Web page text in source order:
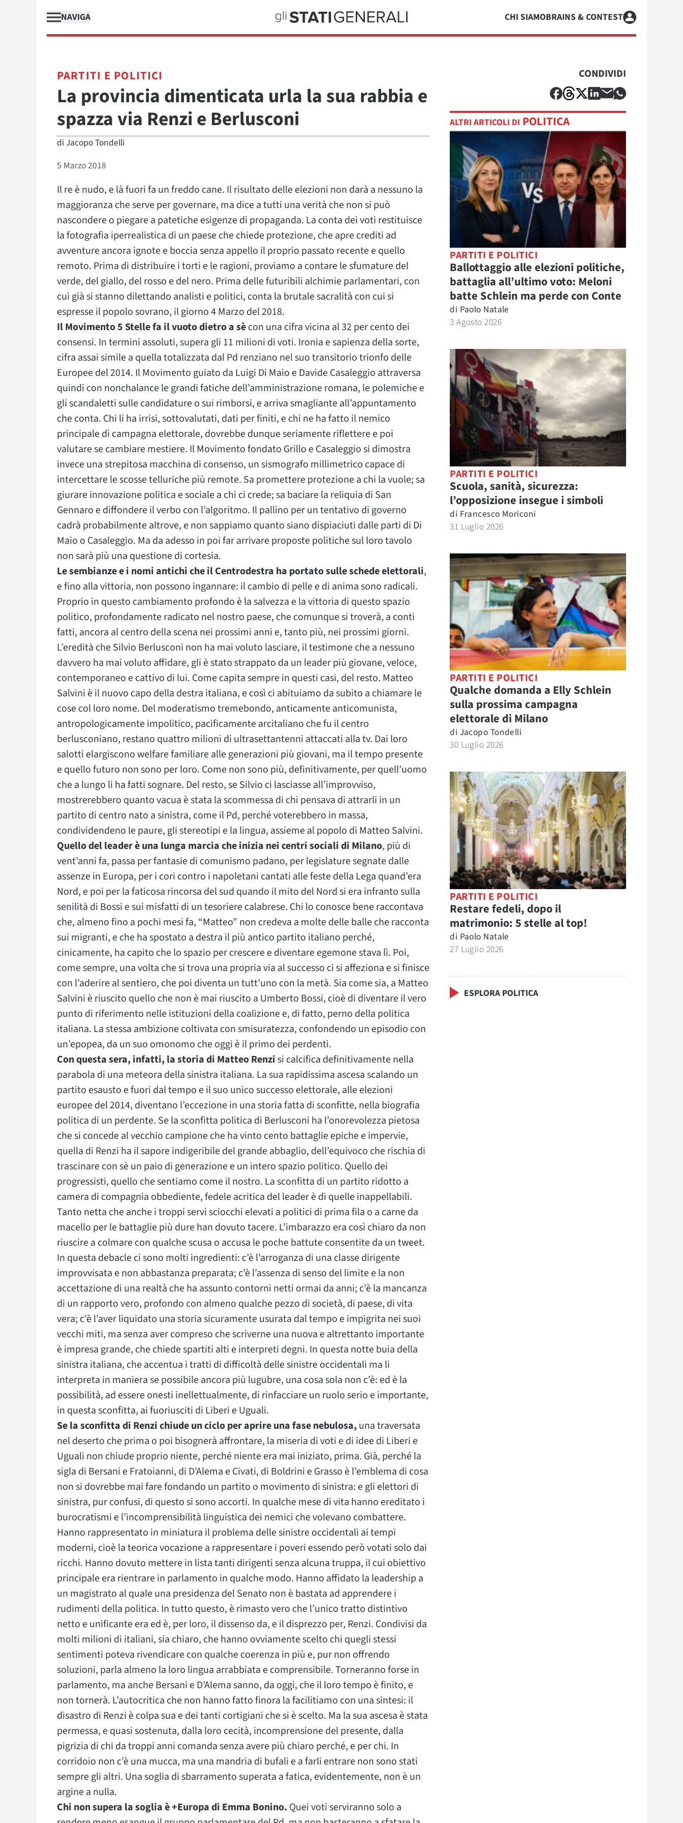
NAVIGA CHI SIAMOBRAINS & CONTEST
PARTITI E POLITICI
La provincia dimenticata urla la sua rabbia e
spazza via Renzi e Berlusconi
di Jacopo Tondelli
5 Marzo 2018
Il re è nudo, e là fuori fa un freddo cane. Il risultato delle elezioni non darà a nessuno la
maggioranza che serve per governare, ma dice a tutti una verità che non si può
nascondere o piegare a patetiche esigenze di propaganda. La conta dei voti restituisce
la fotografia iperrealistica di un paese che chiede protezione, che apre crediti ad
avventure ancora ignote e boccia senza appello il proprio passato recente e quello
remoto. Prima di distribuire i torti e le ragioni, proviamo a contare le sfumature del
verde, del giallo, del rosso e del nero. Prima delle futuribili alchimie parlamentari, con
cui già si stanno dilettando analisti e politici, conta la brutale sacralità con cui si
espresse il popolo sovrano, il giorno 4 Marzo del 2018.
Il Movimento 5 Stelle fa il vuoto dietro a sècon una cifra vicina al 32 per cento dei
consensi. In termini assoluti, supera gli 11 milioni di voti. Ironia e sapienza della sorte,
cifra assai simile a quella totalizzata dal Pd renziano nel suo transitorio trionfo delle
Europee del 2014. Il Movimento guiato da Luigi Di Maio e Davide Casaleggio attraversa
quindi con nonchalance le grandi fatiche dell’amministrazione romana, le polemiche e
gli scandaletti sulle candidature o sui rimborsi, e arriva smagliante all’appuntamento
che conta. Chi li ha irrisi, sottovalutati, dati per finiti, e chi ne ha fatto il nemico
principale di campagna elettorale, dovrebbe dunque seriamente riflettere e poi
valutare se cambiare mestiere. Il Movimento fondato Grillo e Casaleggio si dimostra
invece una strepitosa macchina di consenso, un sismografo millimetrico capace di
intercettare le scosse telluriche più remote. Sa promettere protezione a chi la vuole; sa
giurare innovazione politica e sociale a chi ci crede; sa baciare la reliquia di San
Gennaro e diffondere il verbo con l’algoritmo. Il pallino per un tentativo di governo
cadrà probabilmente altrove, e non sappiamo quanto siano dispiaciuti dalle parti di Di
Maio o Casaleggio. Ma da adesso in poi far arrivare proposte politiche sul loro tavolo
non sarà più una questione di cortesia.
Le sembianze e i nomi antichi che il Centrodestra ha portato sulle schede elettorali,
e fino alla vittoria, non possono ingannare: il cambio di pelle e di anima sono radicali.
Proprio in questo cambiamento profondo è la salvezza e la vittoria di questo spazio
politico, profondamente radicato nel nostro paese, che comunque si troverà, a conti
fatti, ancora al centro della scena nei prossimi anni e, tanto più, nei prossimi giorni.
L’eredità che Silvio Berlusconi non ha mai voluto lasciare, il testimone che a nessuno
davvero ha mai voluto affidare, gli è stato strappato da un leader più giovane, veloce,
contemporaneo e cattivo di lui. Come capita sempre in questi casi, del resto. Matteo
Salvini è il nuovo capo della destra italiana, e così ci abituiamo da subito a chiamare le
cose col loro nome. Del moderatismo tremebondo, anticamente anticomunista,
antropologicamente impolitico, pacificamente arcitaliano che fu il centro
berlusconiano, restano quattro milioni di ultrasettantenni attaccati alla tv. Dai loro
salotti elargiscono welfare familiare alle generazioni più giovani, ma il tempo presente
e quello futuro non sono per loro. Come non sono più, definitivamente, per quell’uomo
che a lungo li ha fatti sognare. Del resto, se Silvio ci lasciasse all’improvviso,
mostrerebbero quanto vacua è stata la scommessa di chi pensava di attrarli in un
partito di centro nato a sinistra, come il Pd, perché voterebbero in massa,
condividendeno le paure, gli stereotipi e la lingua, assieme al popolo di Matteo Salvini.
Quello del leader è una lunga marcia che inizia nei centri sociali di Milano, più di
vent’anni fa, passa per fantasie di comunismo padano, per legislature segnate dalle
assenze in Europa, per i cori contro i napoletani cantati alle feste della Lega quand’era
Nord, e poi per la faticosa rincorsa del sud quando il mito del Nord si era infranto sulla
senilità di Bossi e sui misfatti di un tesoriere calabrese. Chi lo conosce bene raccontava
che, almeno fino a pochi mesi fa, “Matteo” non credeva a molte delle balle che racconta
sui migranti, e che ha spostato a destra il più antico partito italiano perché,
cinicamente, ha capito che lo spazio per crescere e diventare egemone stava lì. Poi,
come sempre, una volta che si trova una propria via al successo ci si affeziona e si finisce
con l’aderire al sentiero, che poi diventa un tutt’uno con la metà. Sia come sia, a Matteo
Salvini è riuscito quello che non è mai riuscito a Umberto Bossi, cioè di diventare il vero
punto di riferimento nelle istituzioni della coalizione e, di fatto, perno della politica
italiana. La stessa ambizione coltivata con smisuratezza, confondendo un episodio con
un’epopea, da un suo omonomo che oggi è il primo dei perdenti.
Con questa sera, infatti, la storia di Matteo Renzisi calcifica definitivamente nella
parabola di una meteora della sinistra italiana. La sua rapidissima ascesa scalando un
partito esausto e fuori dal tempo e il suo unico successo elettorale, alle elezioni
europee del 2014, diventano l’eccezione in una storia fatta di sconfitte, nella biografia
politica di un perdente. Se la sconfitta politica di Berlusconi ha l’onorevolezza pietosa
che si concede al vecchio campione che ha vinto cento battaglie epiche e impervie,
quella di Renzi ha il sapore indigeribile del grande abbaglio, dell’equivoco che rischia di
trascinare con sè un paio di generazione e un intero spazio politico. Quello dei
progressisti, quello che sentiamo come il nostro. La sconfitta di un partito ridotto a
camera di compagnia obbediente, fedele acritica del leader è di quelle inappellabili.
Tanto netta che anche i troppi servi sciocchi elevati a politici di prima fila o a carne da
macello per le battaglie più dure han dovuto tacere. L’imbarazzo era così chiaro da non
riuscire a colmare con qualche scusa o accusa le poche battute consentite da un tweet.
In questa debacle ci sono molti ingredienti: c’è l’arroganza di una classe dirigente
improvvisata e non abbastanza preparata; c’è l’assenza di senso del limite e la non
accettazione di una realtà che ha assunto contorni netti ormai da anni; c’è la mancanza
di un rapporto vero, profondo con almeno qualche pezzo di società, di paese, di vita
vera; c’è l’aver liquidato una storia sicuramente usurata dal tempo e impigrita nei suoi
vecchi miti, ma senza aver compreso che scriverne una nuova e altrettanto importante
è impresa grande, che chiede spartiti alti e interpreti degni. In questa notte buia della
sinistra italiana, che accentua i tratti di difficoltà delle sinistre occidentali ma li
interpreta in maniera se possibile ancora più lugubre, una cosa sola non c’è: ed è la
possibilità, ad essere onesti inellettualmente, di rinfacciare un ruolo serio e importante,
in questa sconfitta, ai fuoriusciti di Liberi e Uguali.
Se la sconfitta di Renzi chiude un ciclo per aprire una fase nebulosa, una traversata
nel deserto che prima o poi bisognerà affrontare, la miseria di voti e di idee di Liberi e
Uguali non chiude proprio niente, perché niente era mai iniziato, prima. Già, perché la
sigla di Bersani e Fratoianni, di D’Alema e Civati, di Boldrini e Grasso è l’emblema di cosa
non si dovrebbe mai fare fondando un partito o movimento di sinistra: e gli elettori di
sinistra, pur confusi, di questo si sono accorti. In qualche mese di vita hanno ereditato i
burocratismi e l’incomprensibilità linguistica dei nemici che volevano combattere.
Hanno rappresentato in miniatura il problema delle sinistre occidentali ai tempi
moderni, cioè la teorica vocazione a rappresentare i poveri essendo però votati solo dai
ricchi. Hanno dovuto mettere in lista tanti dirigenti senza alcuna truppa, il cui obiettivo
principale era rientrare in parlamento in qualche modo. Hanno affidato la leadership a
un magistrato al quale una presidenza del Senato non è bastata ad apprendere i
rudimenti della politica. In tutto questo, è rimasto vero che l’unico tratto distintivo
netto e unificante era ed è, per loro, il dissenso da, e il disprezzo per, Renzi. Condivisi da
molti milioni di italiani, sia chiaro, che hanno ovviamente scelto chi quegli stessi
sentimenti poteva rivendicare con qualche coerenza in più e, pur non offrendo
soluzioni, parla almeno la loro lingua arrabbiata e comprensibile. Torneranno forse in
parlamento, ma anche Bersani e D’Alema sanno, da oggi, che il loro tempo è finito, e
non tornerà. L’autocritica che non hanno fatto finora la facilitiamo con una sintesi: il
disastro di Renzi è colpa sua e dei tanti cortigiani che si è scelto. Ma la sua ascesa è stata
permessa, e quasi sostenuta, dalla loro cecità, incomprensione del presente, dalla
pigrizia di chi da troppi anni comanda senza avere più chiaro perché, e per chi. In
corridoio non c’è una mucca, ma una mandria di bufali e a farli entrare non sono stati
sempre gli altri. Una soglia di sbarramento superata a fatica, evidentemente, non è un
argine a nulla.
Chi non supera la soglia è +Europa di Emma Bonino. Quei voti serviranno solo a
CONDIVIDI
ALTRI ARTICOLI DI POLITICA
PARTITI E POLITICI
Ballottaggio alle elezioni politiche,
battaglia all’ultimo voto: Meloni
batte Schlein ma perde con Conte
di Paolo Natale
3 Agosto 2026
PARTITI E POLITICI
Scuola, sanità, sicurezza:
l’opposizione insegue i simboli
di Francesco Moriconi
31 Luglio 2026
PARTITI E POLITICI
Qualche domanda a Elly Schlein
sulla prossima campagna
elettorale di Milano
di Jacopo Tondelli
30 Luglio 2026
PARTITI E POLITICI
Restare fedeli, dopo il
matrimonio: 5 stelle al top!
di Paolo Natale
27 Luglio 2026
ESPLORA POLITICA